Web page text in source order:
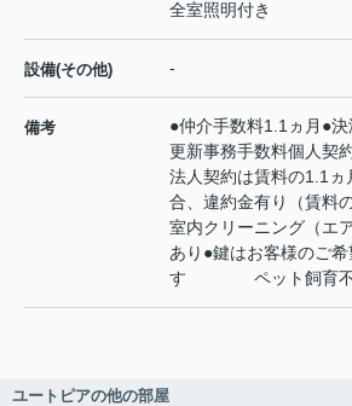
全室照明付き
設備(その他) -
備考
●仲介手数料1.1ヵ月●
更新事務手数料個人契
法人契約は賃料の1.1
合、違約金有り（賃料
室内クリーニング（エ
あり●鍵はお客様のご
す ペット飼育不
ユートピアの他の部屋